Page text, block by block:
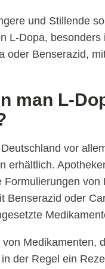
und Stillende
L-Dopa, besonders
oder Benserazid,
man L-
vor
erhältlich.
Formulierungen von
Benserazid oder
Medikamenten,
der Regel ein